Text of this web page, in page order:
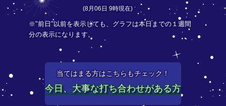
(8月06日 9時現在)
※"前日"以前を表示しても、グラフは本日までの１週間
分の表示になります。
当てはまる方はこちらもチェック！
今日、大事な打ち合わせがある方